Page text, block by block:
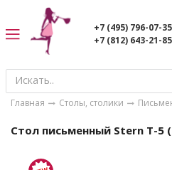
+7 (495) 796-07-35
+7 (812) 643-21-85
Главная Столы, столики
Стол письменный Stern Т-5